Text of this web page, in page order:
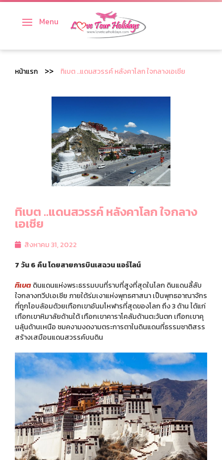
Menu
หน้าแรก ทิเบต ..แดนสวรรค์ หลังคาโลก ใจกลางเอเชีย
ทิเบต ..แดนสวรรค์ หลังคาโลก ใจกลาง
เอเชีย
สิงหาคม 31, 2022
7 วัน 6 คืนโดยสายการบินเสฉวน แอร์ไลน์
ทิเบตดินแดนแห่งพระธรรมบนที่ราบที่สูงที่สุดในโลก ดินแดนลี้ลับ
ใจกลางทวีปเอเชีย ภายใต้ร่มเงาแห่งพุทธศาสนา เป็นพุทธอาณาจักร
ที่ถูกโอบล้อมด้วยเทือกเขาอันมโหฬารที่สุดของโลก ถึง 3 ด้าน ได้แก่
เทือกเขาหิมาลัยด้านใต้ เทือกเขาคาราโคลัมด้านตะวันตก เทือกเขาคุ
นลุ้นด้านเหนือ ชมคงามงดงามตระการตาในดินแดนที่ธรรมชาติสรร
สร้างเสมือนแดนสวรรค์บนดิน
ทัวร์ไต้หวัน
ทัวร์ฮ่องกง
ทัวร์มาเก๊า
ทัวร์มาเลเซีย
ทัวร์บาหลี
ทัวร์พม่า
ทัวร์ตุรเคีย
ทัวร์ยุโรป
ทัวร์รัสเซีย
ทัวร์ฝรั่งเศส
ทัวร์สวิตเซอร์แลนด์
ทัวร์อิตาลี